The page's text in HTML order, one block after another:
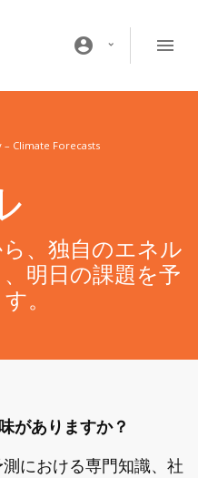
account_circle
– Climate Forecasts
、独自のエネル
明日の課題を予
。
がありますか？
における専門知識、社